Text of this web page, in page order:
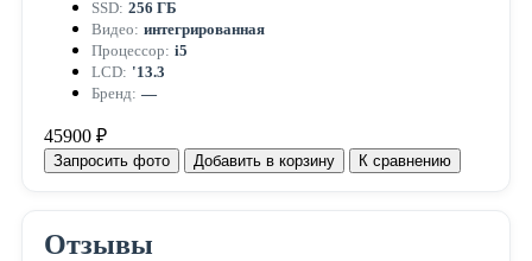
SSD: 256 ГБ
Видео: интегрированная
Процессор: i5
LCD: '13.3
Бренд: —
45900 ₽
Запросить фото Добавить в корзину К сравнению
Отзывы